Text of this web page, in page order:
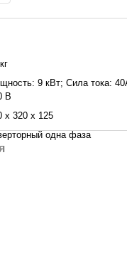
9 кВт; Сила тока:
В
х 320 х 125
одна фаза